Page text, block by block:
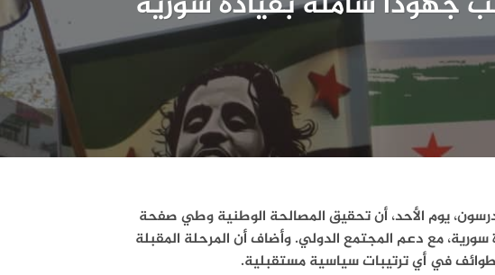
يوم الأحد، أن تحقيق المصالحة الوطنية وطي صفحة
سورية، مع دعم المجتمع الدولي. وأضاف أن المرحلة المقبلة
في أي ترتيبات سياسية مستقبلية.